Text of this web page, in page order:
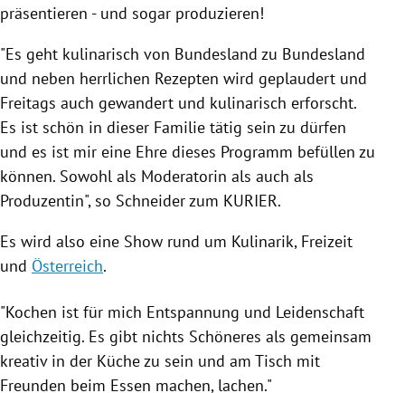
präsentieren - und sogar produzieren!
"Es geht kulinarisch von Bundesland zu Bundesland
und neben herrlichen Rezepten wird geplaudert und
Freitags auch gewandert und kulinarisch erforscht.
Es ist schön in dieser Familie tätig sein zu dürfen
und es ist mir eine Ehre dieses Programm befüllen zu
können. Sowohl als Moderatorin als auch als
Produzentin", so Schneiderzum KURIER.
Es wird also eine Show rund um Kulinarik, Freizeit
und Österreich.
"Kochen ist für mich Entspannung und Leidenschaft
gleichzeitig. Es gibt nichts Schöneres als gemeinsam
kreativ in der Küche zu sein und am Tisch mit
Freunden beim Essen machen, lachen."